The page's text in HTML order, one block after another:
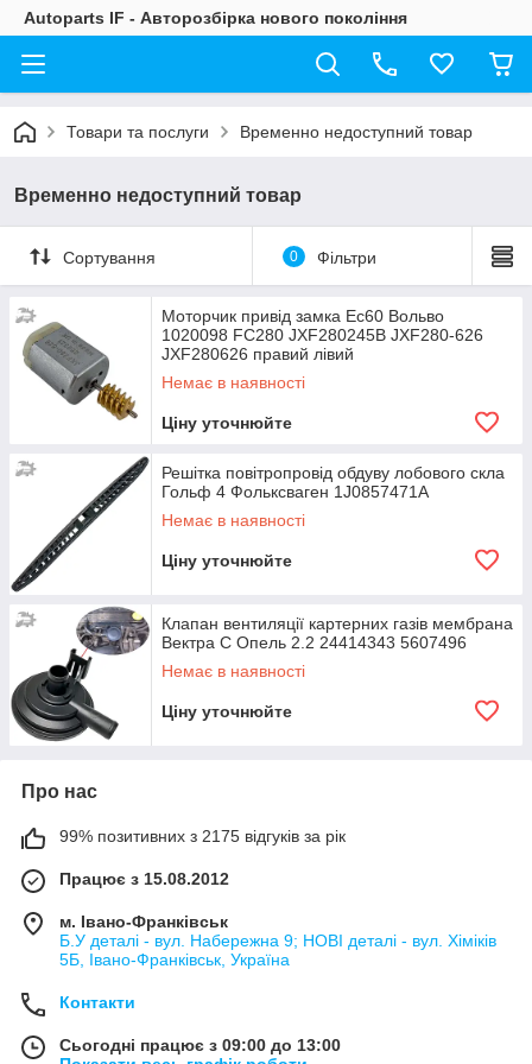
Autoparts IF - Авторозбірка нового покоління
Товари та послуги Временно недоступний товар
Временно недоступний товар
Сортування 0 Фільтри
Моторчик привід замка Ес60 Вольво
1020098 FC280 JXF280245B JXF280-626
JXF280626 правий лівий
Немає в наявності
Ціну уточнюйте
Решітка повітропровід обдуву лобового скла
Гольф 4 Фольксваген 1J0857471A
Немає в наявності
Ціну уточнюйте
Клапан вентиляції картерних газів мембрана
Вектра С Опель 2.2 24414343 5607496
Немає в наявності
Ціну уточнюйте
Про нас
99% позитивних з 2175 відгуків за рік
Працює з 15.08.2012
м. Івано-Франківськ
Б.У деталі - вул. Набережна 9; НОВІ деталі - вул. Хіміків
5Б, Івано-Франківськ, Україна
Контакти
Сьогодні працює з 09:00 до 13:00